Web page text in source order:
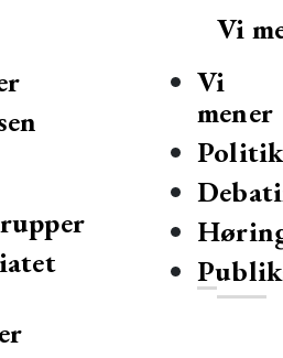
for de almene gymnasier
Vi
Vi
mener